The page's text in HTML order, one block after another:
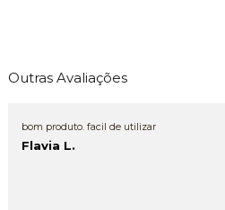
Outras Avaliações
bom produto. facil de utilizar
Flavia L.